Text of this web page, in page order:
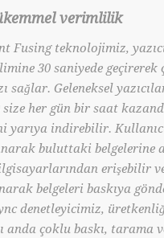
verimlilik
Fusing teknolojimiz,
30 saniyede geçirerek
sağlar. Geleneksel
size her gün bir saat
yarıya indirebilir.
buluttaki belgelerine
erişebilir
belgeleri baskıya
denetleyicimiz,
anda çoklu baskı, tarama